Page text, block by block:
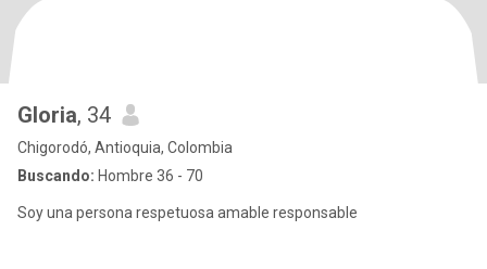
Gloria, 34
Chigorodó, Antioquia, Colombia
Buscando: Hombre 36 - 70
Soy una persona respetuosa amable responsable